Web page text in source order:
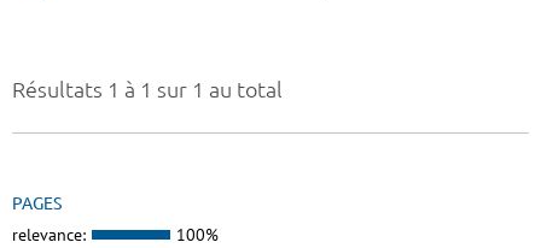
Résultats 1 à 1 sur 1 au total
PAGES
relevance: 100%